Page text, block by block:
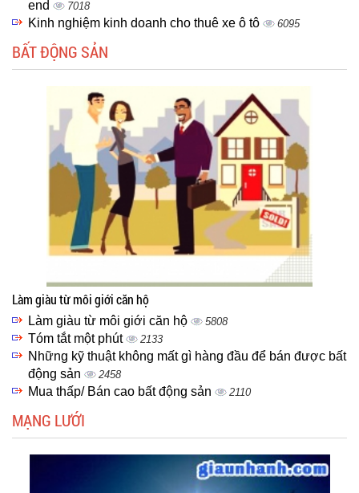
end
7018
Kinh nghiệm kinh doanh cho thuê xe ô tô 6095
BẤT ĐỘNG SẢN
Làm giàu từ môi giới căn hộ
Làm giàu từ môi giới căn hộ 5808
Tóm tắt một phút 2133
Những kỹ thuật không mất gì hàng đầu để bán được bất
động sản
2458
Mua thấp/ Bán cao bất động sản 2110
MẠNG LƯỚI